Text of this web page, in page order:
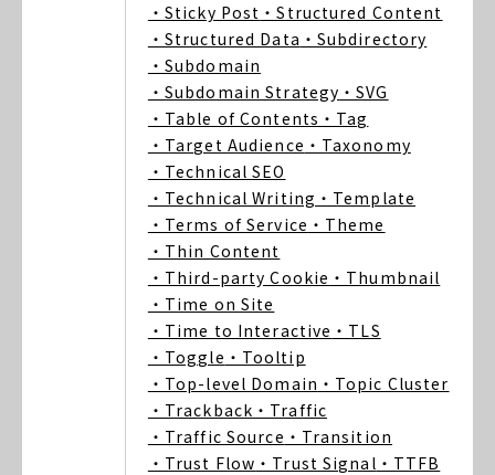
・Sticky Post ・Structured Content
・Structured Data ・Subdirectory
・Subdomain
・Subdomain Strategy ・SVG
・Table of Contents ・Tag
・Target Audience ・Taxonomy
・Technical SEO
・Technical Writing ・Template
・Terms of Service ・Theme
・Thin Content
・Third-party Cookie ・Thumbnail
・Time on Site
・Time to Interactive ・TLS
・Toggle ・Tooltip
・Top-level Domain ・Topic Cluster
・Trackback ・Traffic
・Traffic Source ・Transition
・Trust Flow ・Trust Signal ・TTFB